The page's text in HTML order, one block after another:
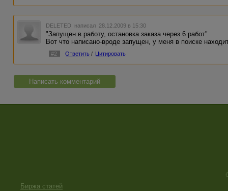
DELETED написал 28.12.2009 в 15:30
"Запущен в работу, остановка заказа через 6 работ"
Вот что написано-вроде запущен, у меня в поиске
#2 Ответить / Цитировать
Написать комментарий
Биржа статей